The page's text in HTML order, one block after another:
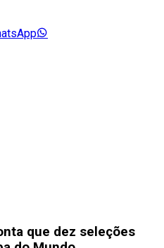
que dez seleções